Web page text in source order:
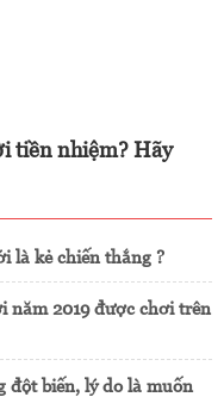
tiền nhiệm? Hãy
là kẻ chiến thắng ?
năm 2019 được chơi trên
đột biến, lý do là muốn